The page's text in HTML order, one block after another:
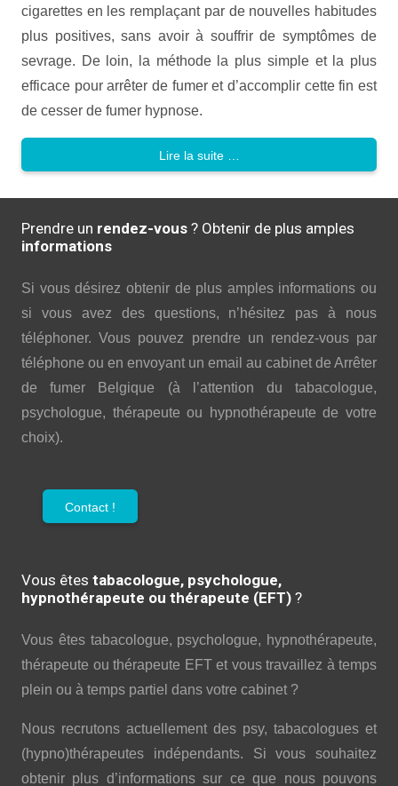
cigarettes en les remplaçant par de nouvelles habitudes
plus positives, sans avoir à souffrir de symptômes de
sevrage. De loin, la méthode la plus simple et la plus
efficace pour arrêter de fumer et d’accomplir cette fin est
de cesser de fumer hypnose.
Lire la suite …
Prendre un rendez-vous ? Obtenir de plus amples
informations
Si vous désirez obtenir de plus amples informations ou
si vous avez des questions, n’hésitez pas à nous
téléphoner. Vous pouvez prendre un rendez-vous par
téléphone ou en envoyant un email au cabinet de Arrêter
de fumer Belgique (à l’attention du tabacologue,
psychologue, thérapeute ou hypnothérapeute de votre
choix).
Contact !
Vous êtes tabacologue, psychologue,
hypnothérapeute ou thérapeute (EFT) ?
Vous êtes tabacologue, psychologue, hypnothérapeute,
thérapeute ou thérapeute EFT et vous travaillez à temps
plein ou à temps partiel dans votre cabinet ?
Nous recrutons actuellement des psy, tabacologues et
(hypno)thérapeutes indépendants. Si vous souhaitez
obtenir plus d’informations sur ce que nous pouvons